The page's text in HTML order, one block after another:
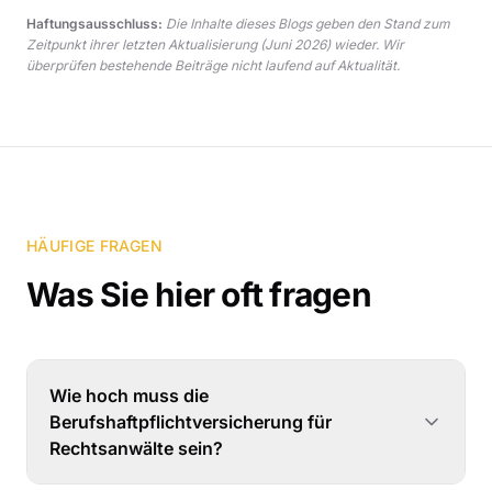
Haftungsausschluss: Die Inhalte dieses Blogs geben den Stand zum
Zeitpunkt ihrer letzten Aktualisierung(Juni 2026)wieder. Wir
überprüfen bestehende Beiträge nicht laufend auf Aktualität.
HÄUFIGE FRAGEN
Was Sie hier oft fragen
Wie hoch muss die
Berufshaftpflichtversicherung für
Rechtsanwälte sein?